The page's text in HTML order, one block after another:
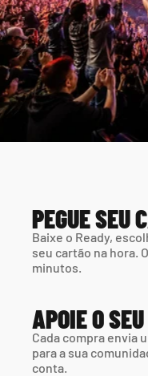
PEGUE SEU
Baixe o Ready,
seu cartão na hora.
minutos.
APOIE O
Cada compra envia
para a sua
conta.